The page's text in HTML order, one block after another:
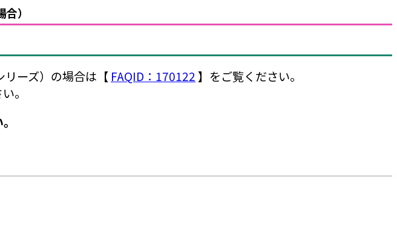
）
ーズ）の場合は【 FAQID：170122】をご覧ください。
。